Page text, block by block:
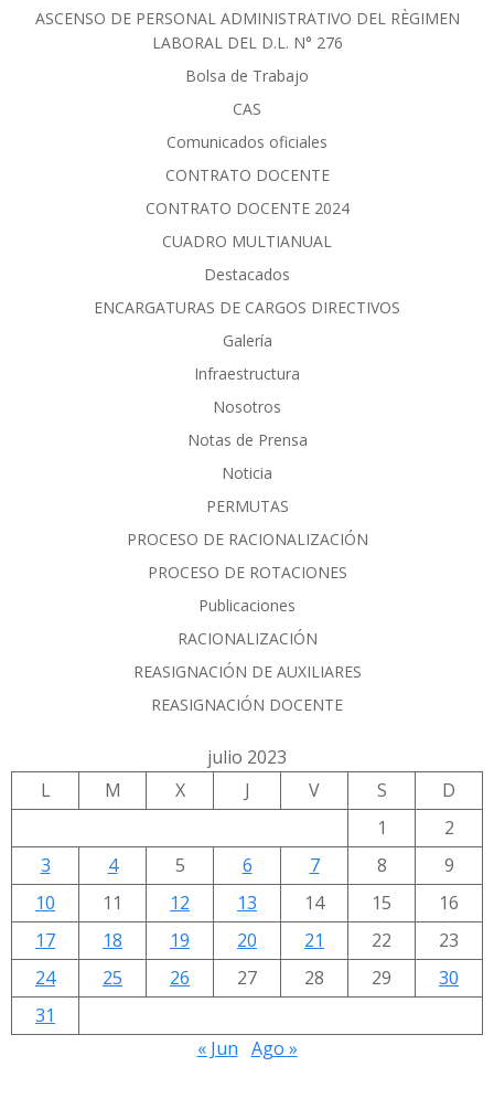
ASCENSO DE PERSONAL ADMINISTRATIVO DEL RÈGIMEN
LABORAL DEL D.L. N° 276
Bolsa de Trabajo
CAS
Comunicados oficiales
CONTRATO DOCENTE
CONTRATO DOCENTE 2024
CUADRO MULTIANUAL
Destacados
ENCARGATURAS DE CARGOS DIRECTIVOS
Galería
Infraestructura
Nosotros
Notas de Prensa
Noticia
PERMUTAS
PROCESO DE RACIONALIZACIÓN
PROCESO DE ROTACIONES
Publicaciones
RACIONALIZACIÓN
REASIGNACIÓN DE AUXILIARES
REASIGNACIÓN DOCENTE
julio 2023
L
M X J V S
D
1
2
3
4 5 6 7 8
9
10
11 12 13 14 15
16
17
18 19 20 21 22
23
24
25 26 27 28 29
30
31
« Jun Ago »